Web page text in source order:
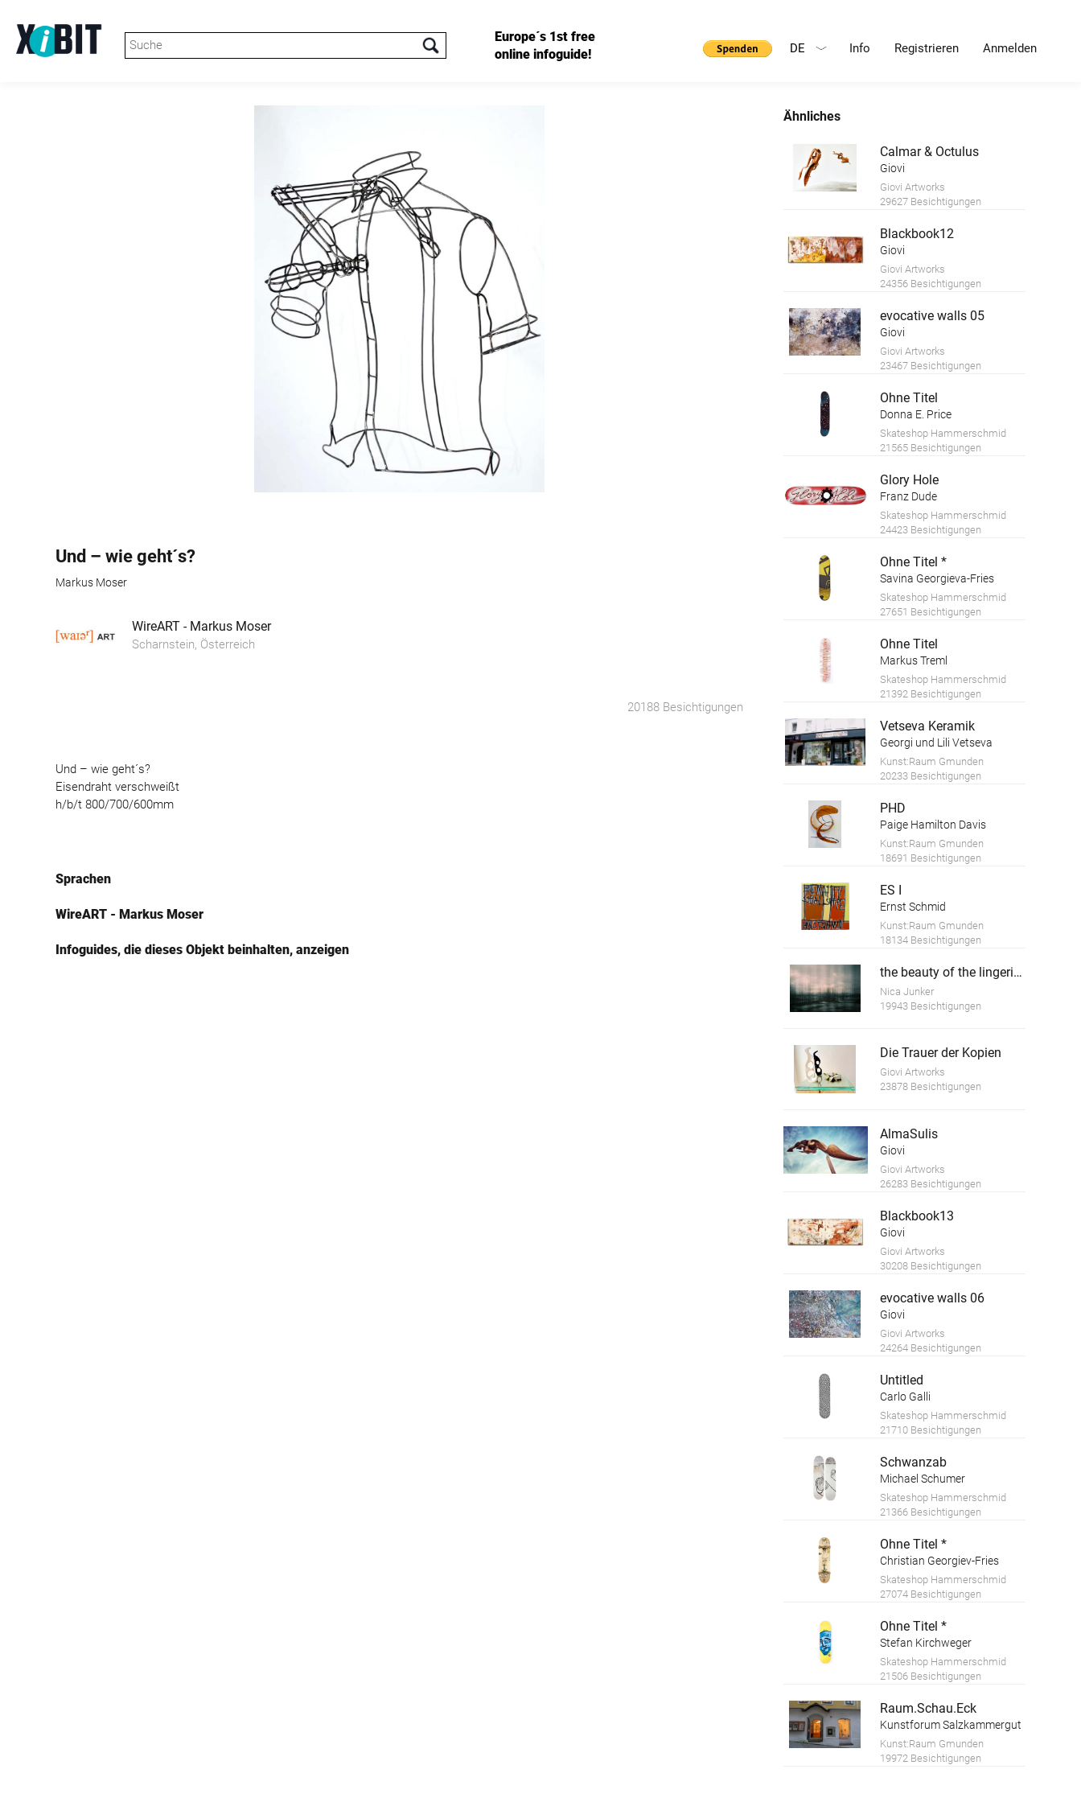
Europe´s 1st free
online infoguide!
Info Registrieren Anmelden
DE
Und – wie geht´s?
Markus Moser
WireART - Markus Moser
Scharnstein, Österreich
20188 Besichtigungen
Und – wie geht´s?
Eisendraht verschweißt
h/b/t 800/700/600mm
Sprachen
WireART - Markus Moser
Infoguides, die dieses Objekt beinhalten, anzeigen
Ähnliches
Calmar & Octulus
Giovi
Giovi Artworks
29627 Besichtigungen
Blackbook12
Giovi
Giovi Artworks
24356 Besichtigungen
evocative walls 05
Giovi
Giovi Artworks
23467 Besichtigungen
Ohne Titel
Donna E. Price
Skateshop Hammerschmid
21565 Besichtigungen
Glory Hole
Franz Dude
Skateshop Hammerschmid
24423 Besichtigungen
Ohne Titel *
Savina Georgieva-Fries
Skateshop Hammerschmid
27651 Besichtigungen
Ohne Titel
Markus Treml
Skateshop Hammerschmid
21392 Besichtigungen
Vetseva Keramik
Georgi und Lili Vetseva
Kunst:Raum Gmunden
20233 Besichtigungen
PHD
Paige Hamilton Davis
Kunst:Raum Gmunden
18691 Besichtigungen
ES I
Ernst Schmid
Kunst:Raum Gmunden
18134 Besichtigungen
the beauty of the lingering time 5
Nica Junker
19943 Besichtigungen
Die Trauer der Kopien
Giovi Artworks
23878 Besichtigungen
AlmaSulis
Giovi
Giovi Artworks
26283 Besichtigungen
Blackbook13
Giovi
Giovi Artworks
30208 Besichtigungen
evocative walls 06
Giovi
Giovi Artworks
24264 Besichtigungen
Untitled
Carlo Galli
Skateshop Hammerschmid
21710 Besichtigungen
Schwanzab
Michael Schumer
Skateshop Hammerschmid
21366 Besichtigungen
Ohne Titel *
Christian Georgiev-Fries
Skateshop Hammerschmid
27074 Besichtigungen
Ohne Titel *
Stefan Kirchweger
Skateshop Hammerschmid
21506 Besichtigungen
Raum.Schau.Eck
Kunstforum Salzkammergut
Kunst:Raum Gmunden
19972 Besichtigungen